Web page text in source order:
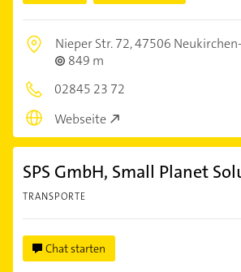
Nieper Str. 72,47506
849 m
02845 23 72
Webseite
SPS GmbH, Small Planet
TRANSPORTE
Chat starten